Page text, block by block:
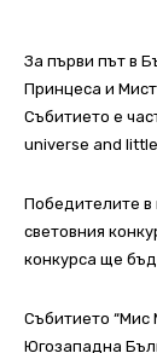
За първи път в
Принцеса и
Събитието е
universe and
Победителите в
световния
конкурса ще
Събитието “Мис
Югозападна